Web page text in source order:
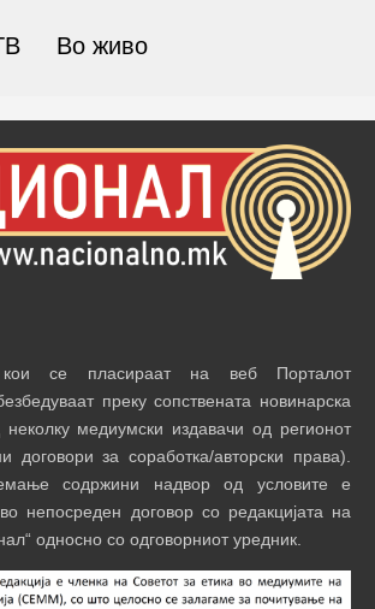
Во живо
кои се пласираат на веб Порталот
преку сопствената новинарска
медиумски издавачи од регионот
договори за соработка/авторски права).
содржини надвор од условите е
непосреден договор со редакцијата на
односно со одговорниот уредник.